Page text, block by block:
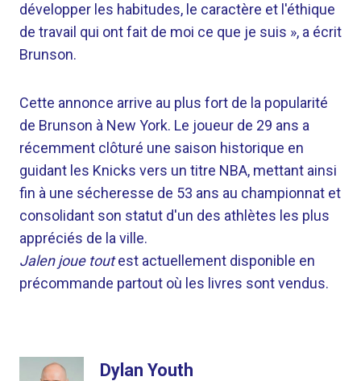
développer les habitudes, le caractère et l'éthique
de travail qui ont fait de moi ce que je suis », a écrit
Brunson.
Cette annonce arrive au plus fort de la popularité
de Brunson à New York. Le joueur de 29 ans a
récemment clôturé une saison historique en
guidant les Knicks vers un titre NBA, mettant ainsi
fin à une sécheresse de 53 ans au championnat et
consolidant son statut d'un des athlètes les plus
appréciés de la ville.
Jalen joue toutest actuellement disponible en
précommande partout où les livres sont vendus.
Dylan Youth